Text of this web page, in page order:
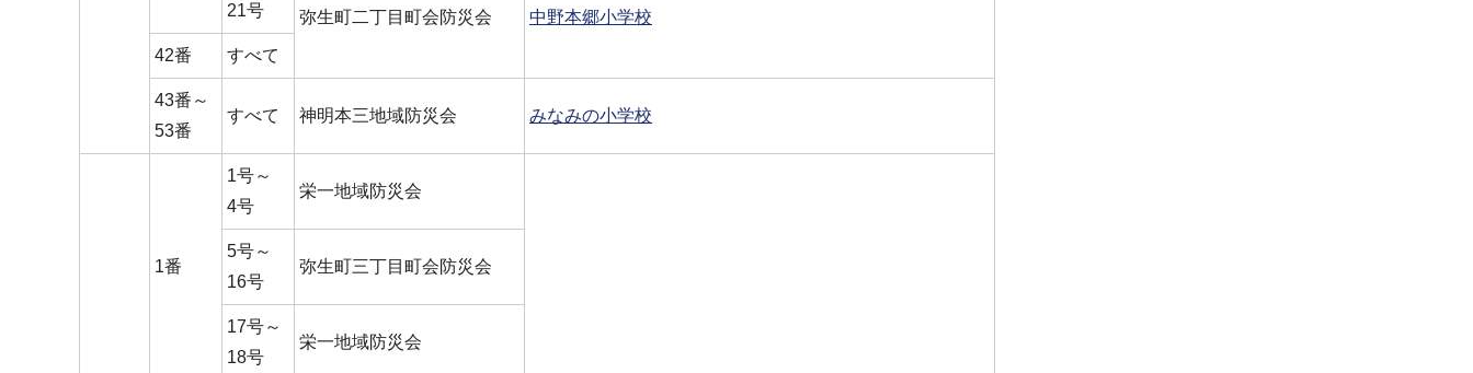
21号
弥生町二丁目町会防災会 中野本郷小学校
42番 すべて
43番～
53番
すべて 神明本三地域防災会 みなみの小学校
1番
1号～
4号
栄一地域防災会
5号～
16号
弥生町三丁目町会防災会
17号～
18号
栄一地域防災会